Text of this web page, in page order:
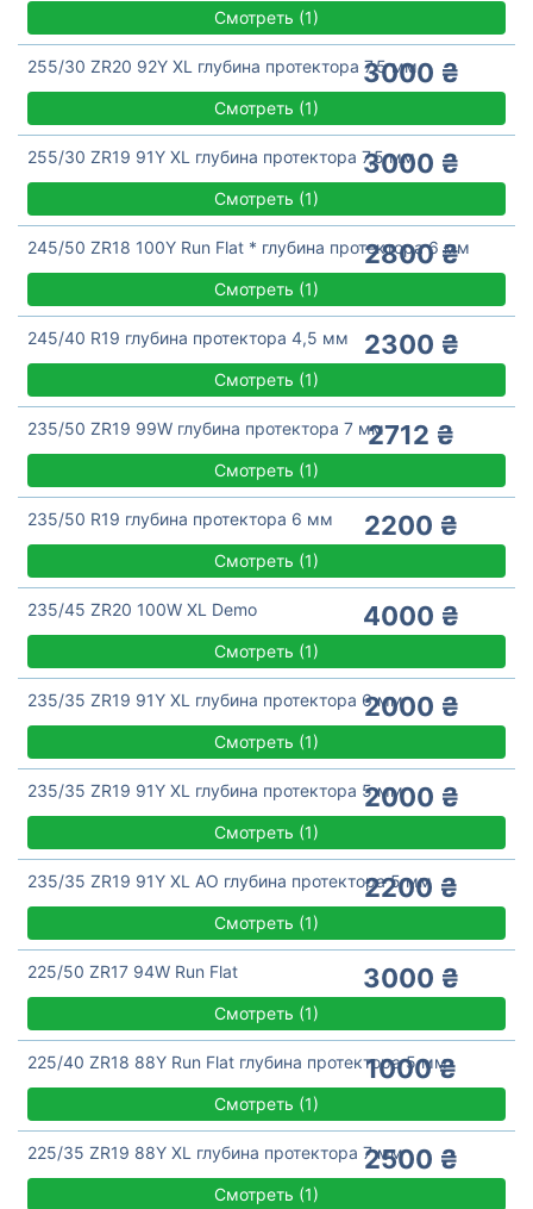
Смотреть (1)
255/30 ZR20 92Y XL глубина протектора 7,5 мм
3000 ₴
Смотреть (1)
255/30 ZR19 91Y XL глубина протектора 7,5 мм
3000 ₴
Смотреть (1)
245/50 ZR18 100Y Run Flat * глубина протектора 6 мм
2800 ₴
Смотреть (1)
245/40 R19 глубина протектора 4,5 мм 2300 ₴
Смотреть (1)
235/50 ZR19 99W глубина протектора 7 мм2712 ₴
Смотреть (1)
235/50 R19 глубина протектора 6 мм 2200 ₴
Смотреть (1)
235/45 ZR20 100W XL Demo 4000 ₴
Смотреть (1)
235/35 ZR19 91Y XL глубина протектора 6 мм2000 ₴
Смотреть (1)
235/35 ZR19 91Y XL глубина протектора 5 мм2000 ₴
Смотреть (1)
235/35 ZR19 91Y XL AO глубина протектора 5 мм
2200 ₴
Смотреть (1)
225/50 ZR17 94W Run Flat 3000 ₴
Смотреть (1)
225/40 ZR18 88Y Run Flat глубина протектора 5 мм
1000 ₴
Смотреть (1)
225/35 ZR19 88Y XL глубина протектора 7 мм2500 ₴
Смотреть (1)